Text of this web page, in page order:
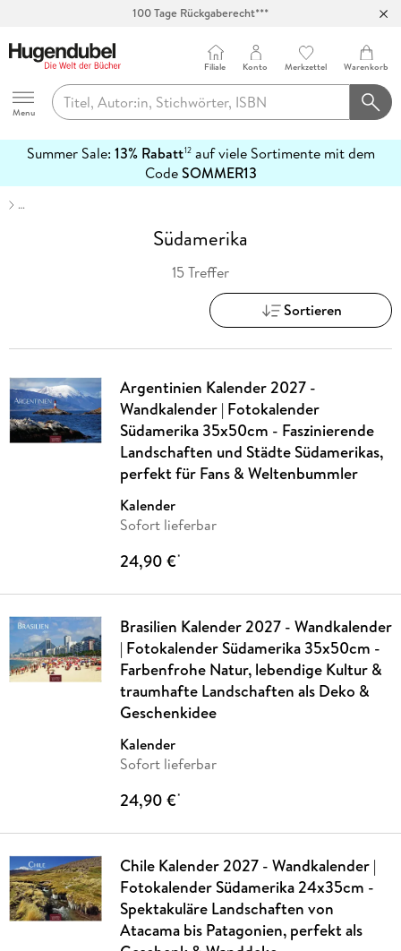
100 Tage Rückgaberecht***
Hugendubel
Menu
Filiale Konto Merkzettel Warenkorb
Summer Sale: 13% Rabatt12auf viele Sortimente mit dem
CodeSOMMER13
erfahren
…
Südamerika
15 Treffer
Sortieren
Argentinien Kalender 2027 -
Wandkalender | Fotokalender
Südamerika 35x50cm - Faszinierende
Landschaften und Städte Südamerikas,
perfekt für Fans & Weltenbummler
Kalender
Sofort lieferbar
24,90 €*
Brasilien Kalender 2027 - Wandkalender
| Fotokalender Südamerika 35x50cm -
Farbenfrohe Natur, lebendige Kultur &
traumhafte Landschaften als Deko &
Geschenkidee
Kalender
Sofort lieferbar
24,90 €*
Chile Kalender 2027 - Wandkalender |
Fotokalender Südamerika 24x35cm -
Spektakuläre Landschaften von
Atacama bis Patagonien, perfekt als